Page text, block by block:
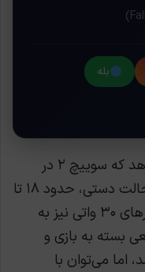
بله
گزارشات کاربران در ردیت نشان می‌دهد که سوییچ ۲ در
حین بازی فعال و شارژ همزمان در حالت دستی، حدود ۱۸ تا
۲۰ وات مصرف می‌کند و حتی آداپتورهای ۳۰ واتی نیز به
بسته به بازی و
اما می‌توان با